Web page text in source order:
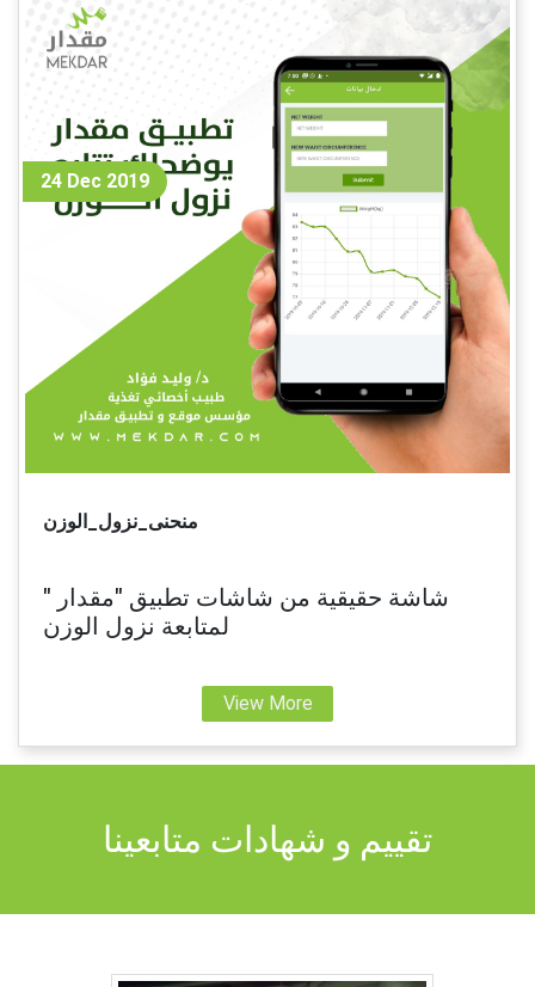
منحنى_نزول_الوزن
شاشة حقيقية من شاشات تطبيق "مقدار "
لمتابعة نزول الوزن
View More
24 Dec 2019
تقييم و شهادات متابعينا